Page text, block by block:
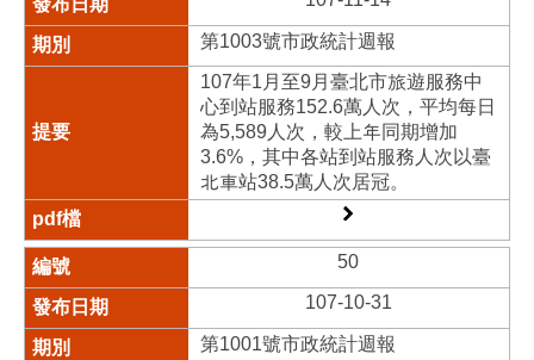
第1003號市政統計週報
107年1月至9月臺北市旅遊服務中
心到站服務152.6萬人次，平均每日
為5,589人次，較上年同期增加
3.6%，其中各站到站服務人次以臺
北車站38.5萬人次居冠。
50
107-10-31
第1001號市政統計週報